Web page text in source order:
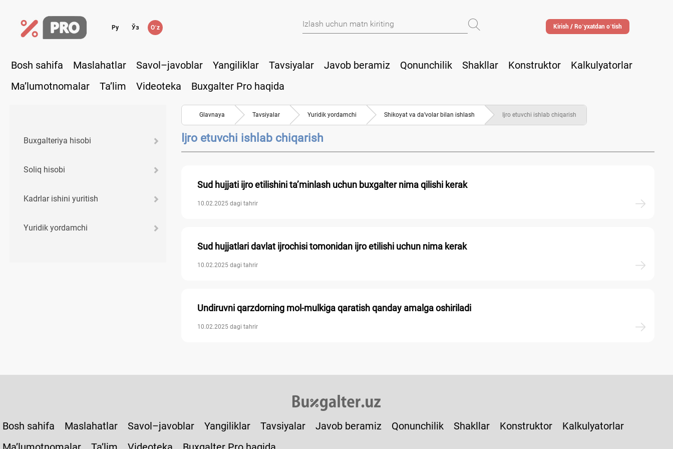
Ру Ўз Oʻz Kirish / Roʻyхatdan oʻtish
Bosh sahifa Maslahatlar Savol–javoblar Yangiliklar Tavsiyalar Javob beramiz Qonunchilik Shakllar Konstruktor
Kalkulyatorlar
Ma’lumotnomalar
Ta’lim Videoteka Buxgalter Pro haqida
Buхgalteriya hisobi
Soliq hisobi
Kadrlar ishini yuritish
Yuridik yordamchi
Glavnaya Tavsiyalar Yuridik yordamchi Shikoyat va da’volar bilan ishlash Ijro etuvchi ishlab chiqarish
Ijro etuvchi ishlab chiqarish
Sud hujjati ijro etilishini ta’minlash uchun buхgalter nima qilishi kerak
10.02.2025 dagi tahrir
Sud hujjatlari davlat ijrochisi tomonidan ijro etilishi uchun nima kerak
10.02.2025 dagi tahrir
Undiruvni qarzdorning mol-mulkiga qaratish qanday amalga oshiriladi
10.02.2025 dagi tahrir
Bosh sahifa Maslahatlar Savol–javoblar Yangiliklar Tavsiyalar Javob beramiz Qonunchilik Shakllar Konstruktor
Kalkulyatorlar